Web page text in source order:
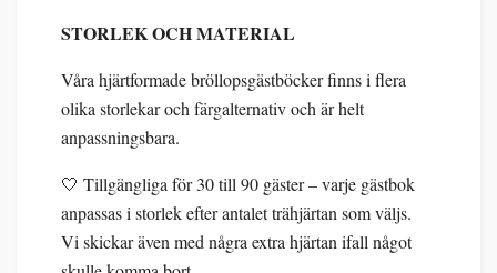
STORLEK OCH MATERIAL
Våra hjärtformade bröllopsgästböcker finns i flera
olika storlekar och färgalternativ och är helt
anpassningsbara.
🤍 Tillgängliga för 30 till 90 gäster – varje gästbok
anpassas i storlek efter antalet trähjärtan som väljs.
Vi skickar även med några extra hjärtan ifall något